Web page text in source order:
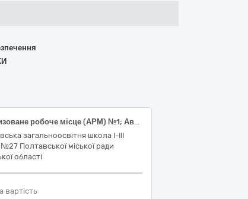
Автоматизоване робоче місце (АРМ) №1; Автоматизоване робоче місце (АРМ) №2; Персональний комп’ютер форм-фактора планшетний ПК (Код ДК 021:2015:30210000-4: Машини для обробки даних (апаратна частина)
загальноосвітня школа І-ІІІ
Полтавської міської ради
області
вартість